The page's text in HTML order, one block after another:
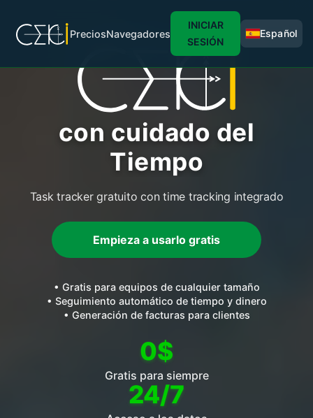
PreciosNavegadores
INICIAR
SESIÓN
Español
con cuidado del
Tiempo
Task tracker gratuito con time tracking integrado
Empieza a usarlo gratis
• Gratis para equipos de cualquier tamaño
• Seguimiento automático de tiempo y dinero
• Generación de facturas para clientes
0$
Gratis para siempre
24/7